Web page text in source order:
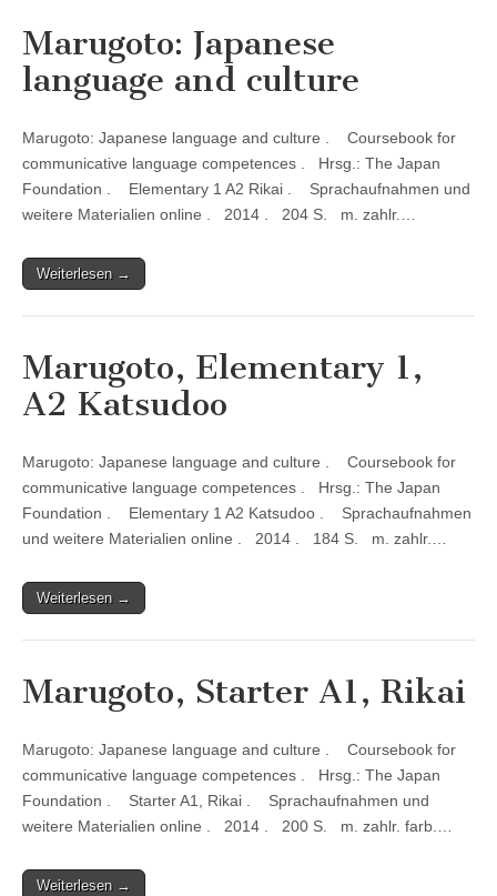
Marugoto: Japanese
language and culture
Marugoto: Japanese language and culture . Coursebook for
communicative language competences . Hrsg.: The Japan
Foundation . Elementary 1 A2 Rikai . Sprachaufnahmen und
weitere Materialien online . 2014 . 204 S. m. zahlr.…
Weiterlesen →
Marugoto, Elementary 1,
A2 Katsudoo
Marugoto: Japanese language and culture . Coursebook for
communicative language competences . Hrsg.: The Japan
Foundation . Elementary 1 A2 Katsudoo . Sprachaufnahmen
und weitere Materialien online . 2014 . 184 S. m. zahlr.…
Weiterlesen →
Marugoto, Starter A1, Rikai
Marugoto: Japanese language and culture . Coursebook for
communicative language competences . Hrsg.: The Japan
Foundation . Starter A1, Rikai . Sprachaufnahmen und
weitere Materialien online . 2014 . 200 S. m. zahlr. farb.…
Weiterlesen →